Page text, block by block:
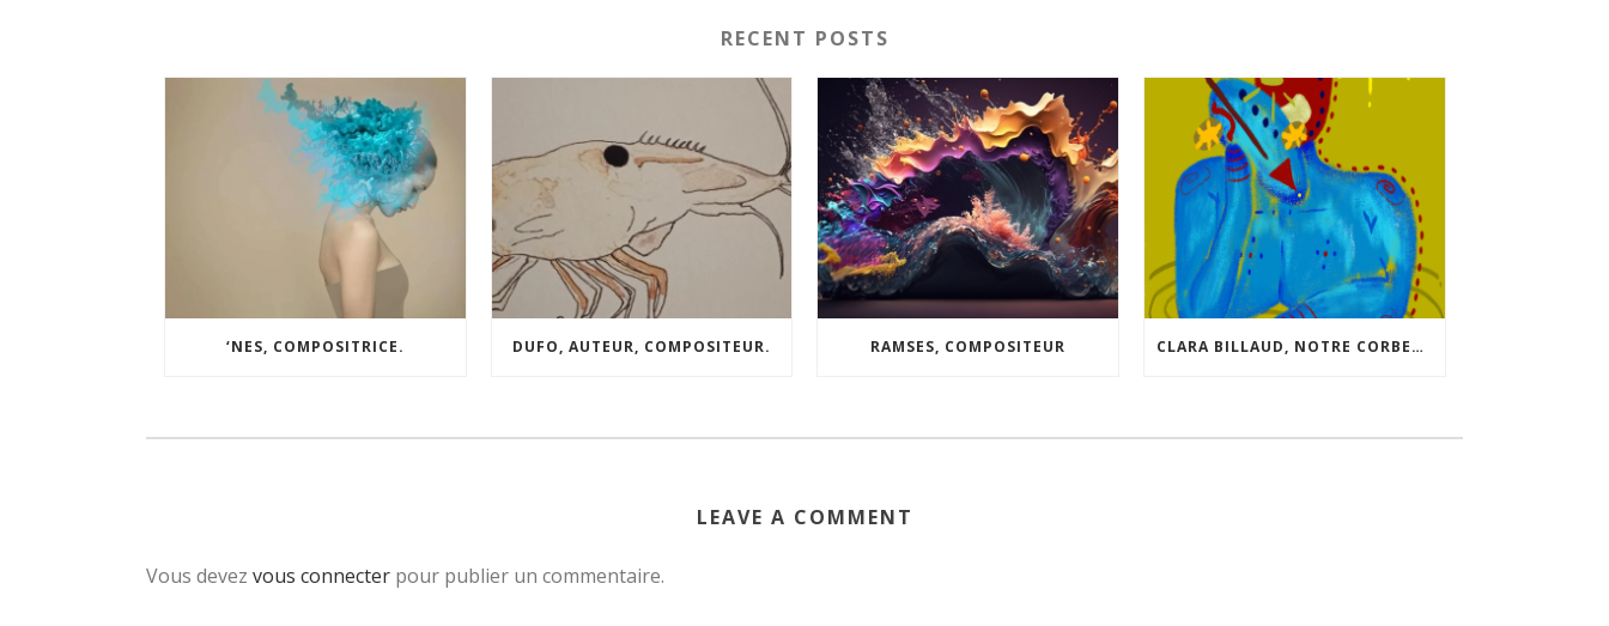
RECENT POSTS
‘NES, COMPOSITRICE. DUFO, AUTEUR, COMPOSITEUR. RAMSES, COMPOSITEUR CLARA BILLAUD, NOTRE CORBEAU SUAVE, NOUS LIVRE QUELQUES INFOS SUR SON NOUVEAU “JEU”.
LEAVE A COMMENT
Vous devez vous connecter pour publier un commentaire.